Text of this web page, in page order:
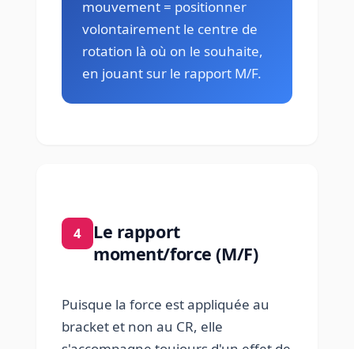
mouvement = positionner
volontairement le centre de
rotation là où on le souhaite,
en jouant sur le rapport M/F.
4
Le rapport
moment/force (M/F)
Puisque la force est appliquée au
bracket et non au CR, elle